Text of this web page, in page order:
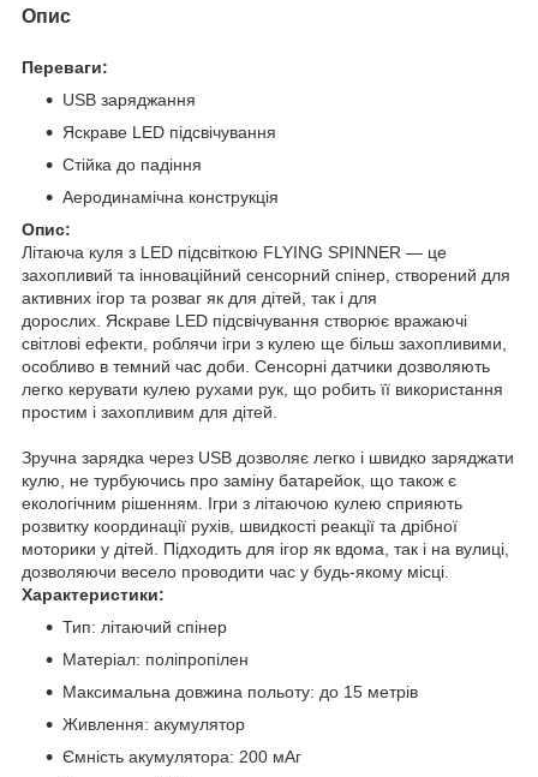
Опис
Переваги:
USB заряджання
Яскраве LED підсвічування
Стійка до падіння
Аеродинамічна конструкція
Опис:
Літаюча куля з LED підсвіткою FLYING SPINNER — це
захопливий та інноваційний сенсорний спінер, створений для
активних ігор та розваг як для дітей, так і для
дорослих. Яскраве LED підсвічування створює вражаючі
світлові ефекти, роблячи ігри з кулею ще більш захопливими,
особливо в темний час доби. Сенсорні датчики дозволяють
легко керувати кулею рухами рук, що робить її використання
простим і захопливим для дітей.
Зручна зарядка через USB дозволяє легко і швидко заряджати
кулю, не турбуючись про заміну батарейок, що також є
екологічним рішенням. Ігри з літаючою кулею сприяють
розвитку координації рухів, швидкості реакції та дрібної
моторики у дітей. Підходить для ігор як вдома, так і на вулиці,
дозволяючи весело проводити час у будь-якому місці.
Характеристики:
Тип: літаючий спінер
Матеріал: поліпропілен
Максимальна довжина польоту: до 15 метрів
Живлення: акумулятор
Ємність акумулятора: 200 мАг